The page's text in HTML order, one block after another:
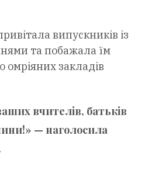
випускників із
та побажала їм
омріяних закладів
вчителів, батьків
— наголосила